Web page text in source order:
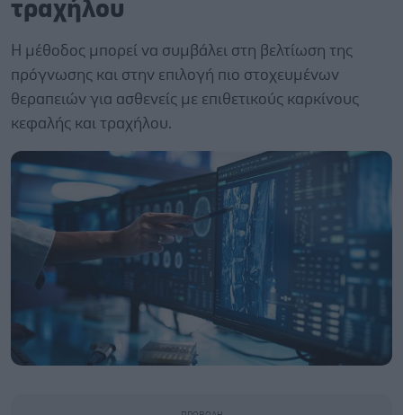
τραχήλου
Η μέθοδος μπορεί να συμβάλει στη βελτίωση της
πρόγνωσης και στην επιλογή πιο στοχευμένων
θεραπειών για ασθενείς με επιθετικούς καρκίνους
κεφαλής και τραχήλου.